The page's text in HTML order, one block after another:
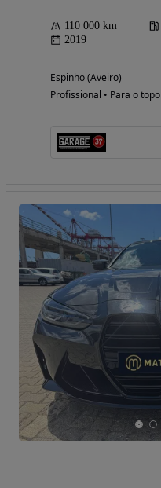
110 000 km
2019
Espinho (Aveiro)
Profissional • Para o topo